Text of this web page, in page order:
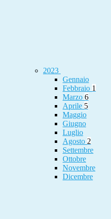
2023
Gennaio
Febbraio 1
Marzo 6
Aprile 5
Maggio
Giugno
Luglio
Agosto 2
Settembre
Ottobre
Novembre
Dicembre